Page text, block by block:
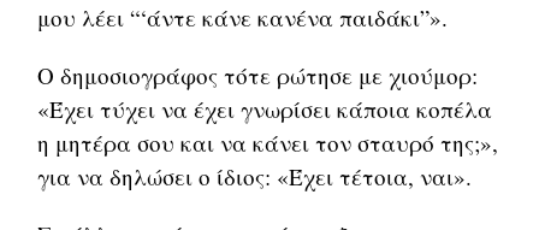
μου λέει “‘άντε κάνε κανένα παιδάκι”».
Ο δημοσιογράφος τότε ρώτησε με χιούμορ:
«Έχει τύχει να έχει γνωρίσει κάποια κοπέλα
η μητέρα σου και να κάνει τον σταυρό της;»,
για να δηλώσει ο ίδιος: «Έχει τέτοια, ναι».